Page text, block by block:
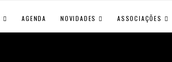
AGENDA NOVIDADES ASSOCIAÇÕES